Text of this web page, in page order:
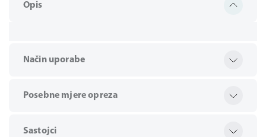
Opis
Način uporabe
Posebne mjere opreza
Sastojci